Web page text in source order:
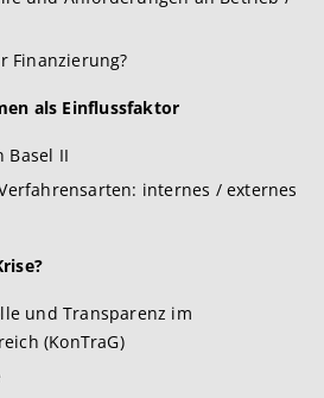
Finanzierung?
als Einflussfaktor
Basel II
internes / externes
und Transparenz im
(KonTraG)